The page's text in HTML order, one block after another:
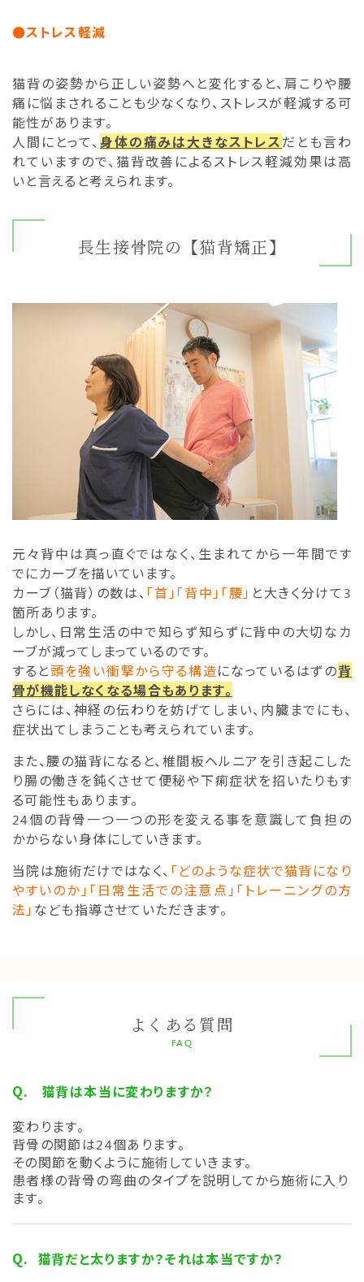
●ストレス軽減
猫背の姿勢から正しい姿勢へと変化すると、肩こりや腰
痛に悩まされることも少なくなり、ストレスが軽減する可
能性があります。
人間にとって、身体の痛みは大きなストレスだとも言わ
れていますので、猫背改善によるストレス軽減効果は高
いと言えると考えられます。
長生接骨院の【猫背矯正】
元々背中は真っ直ぐではなく、生まれてから一年間です
でにカーブを描いています。
カーブ（猫背）の数は、 「首」「背中」「腰」 と大きく分けて3
箇所あります。
しかし、日常生活の中で知らず知らずに背中の大切なカ
ーブが減ってしまっているのです。
すると頭を強い衝撃から守る構造になっているはずの背
骨が機能しなくなる場合もあります。
さらには、神経の伝わりを妨げてしまい、内臓までにも、
症状出てしまうことも考えられています。
また、腰の猫背になると、椎間板ヘルニアを引き起こした
り腸の働きを鈍くさせて便秘や下痢症状を招いたりもす
る可能性もあります。
24個の背骨一つ一つの形を変える事を意識して負担の
かからない身体にしていきます。
当院は施術だけではなく、 「どのような症状で猫背になり
やすいのか」「日常生活での注意点」 「トレーニングの方
法」 なども指導させていただきます。
よくある質問
FAQ
猫背は本当に変わりますか？
変わります。
背骨の関節は24個あります。
その関節を動くように施術していきます。
患者様の背骨の弯曲のタイプを説明してから施術に入り
ます。
猫背だと太りますか？それは本当ですか？